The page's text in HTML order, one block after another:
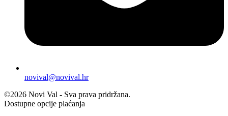
novival@novival.hr
©2026 Novi Val - Sva prava pridržana.
Dostupne opcije plaćanja